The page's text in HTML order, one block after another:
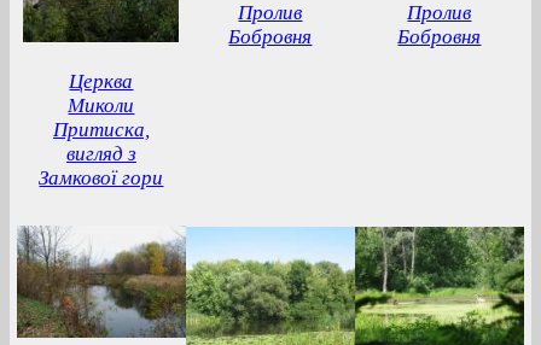
Церква
Миколи
Притиска,
вигляд з
Замкової гори
Пролив
Бобровня
Пролив
Бобровня